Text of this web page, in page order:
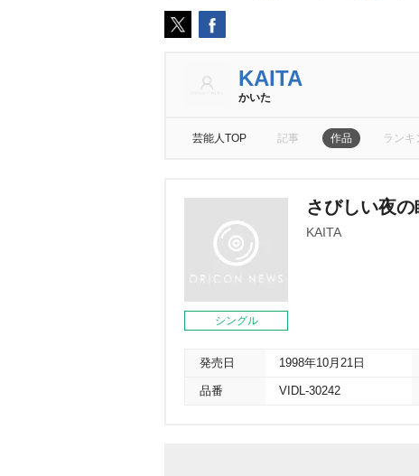
KAITA
かいた
芸能人TOP 記事 作品 ランキ
シングル
さびしい夜
KAITA
発売日 1998年10月21日
品番 VIDL-30242